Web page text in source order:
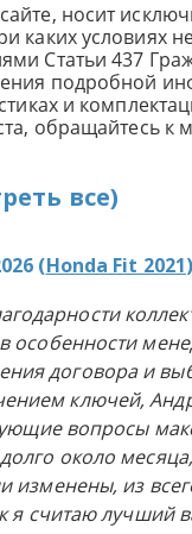
носит
каких условиях
Статьи 437
подробной
и
обращайтесь к
все)
(Honda Fit 2021
особенности
договора и
ключей,
вопросы
около
изменены, из
я считаю лучший